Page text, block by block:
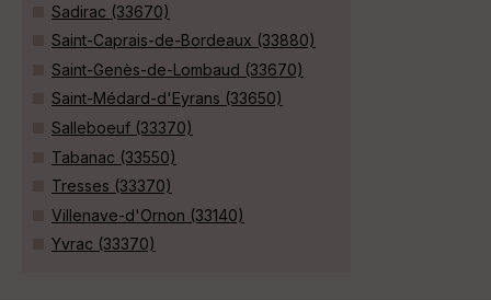
Sadirac (33670)
Saint-Caprais-de-Bordeaux (33880)
Saint-Genès-de-Lombaud (33670)
Saint-Médard-d'Eyrans (33650)
Salleboeuf (33370)
Tabanac (33550)
Tresses (33370)
Villenave-d'Ornon (33140)
Yvrac (33370)